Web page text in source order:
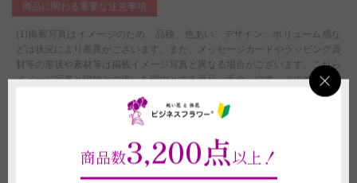
商品に関わる重要な注意事項
(1)掲載写真はイメージのため、品種、色あい、デザイン、ボリューム感な
どは状況により差異がございます。また、メッセージカードやラッピング資
材等の形状や素材等は掲載イメージ写真と異なる場合がございます。これら
イメージ写真と現物との違いを理由とする返品、返金、交換、その他の請求
などには応じかねますので予めご了承ください。
(2)受注制作（オーダー）のため、商品作成後の変更・取り消しを承ること
ができません。制作開始後に、万が一ご注文をお取り消しされた場合も代金
はご注文者様に全額負担いただきます。
配送に関わる重要な注意事項
商品数3,200点以上！